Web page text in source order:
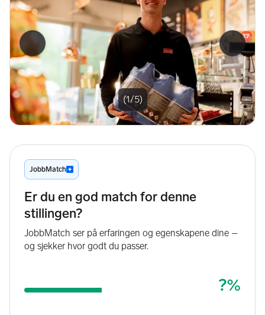
Forrige bilde Neste
(1/5)